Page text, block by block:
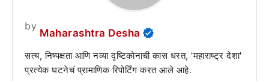
by
Maharashtra Desha
सत्य, निष्पक्षता आणि नव्या दृष्टिकोनाची कास धरत, 'महाराष्ट्र देशा'
प्रत्येक घटनेचं प्रामाणिक रिपोर्टिंग करत आले आहे.